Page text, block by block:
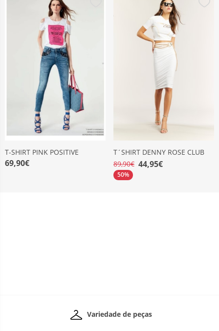
T-SHIRT PINK POSITIVE
69,90€
T´SHIRT DENNY ROSE CLUB
89,90€ 44,95€
50%
Variedade de peças